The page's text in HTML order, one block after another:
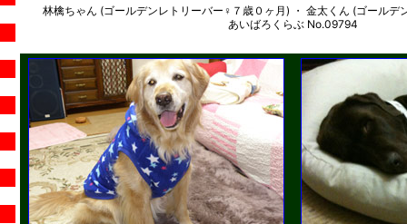
林檎ちゃん (ゴールデンレトリーバー♀７歳０ヶ月) ・ 金太くん (ゴールデ
あいばろくらぶ No.09794